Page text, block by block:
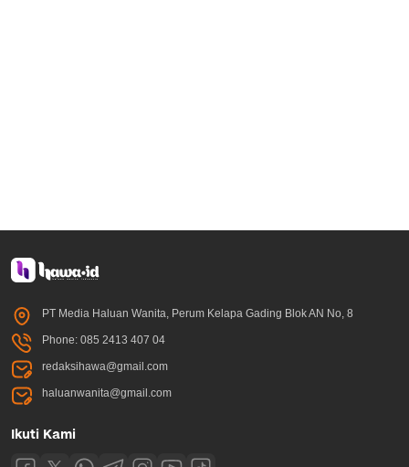
PT Media Haluan Wanita, Perum Kelapa Gading Blok AN No, 8
Phone: 085 2413 407 04
redaksihawa@gmail.com
haluanwanita@gmail.com
Ikuti Kami